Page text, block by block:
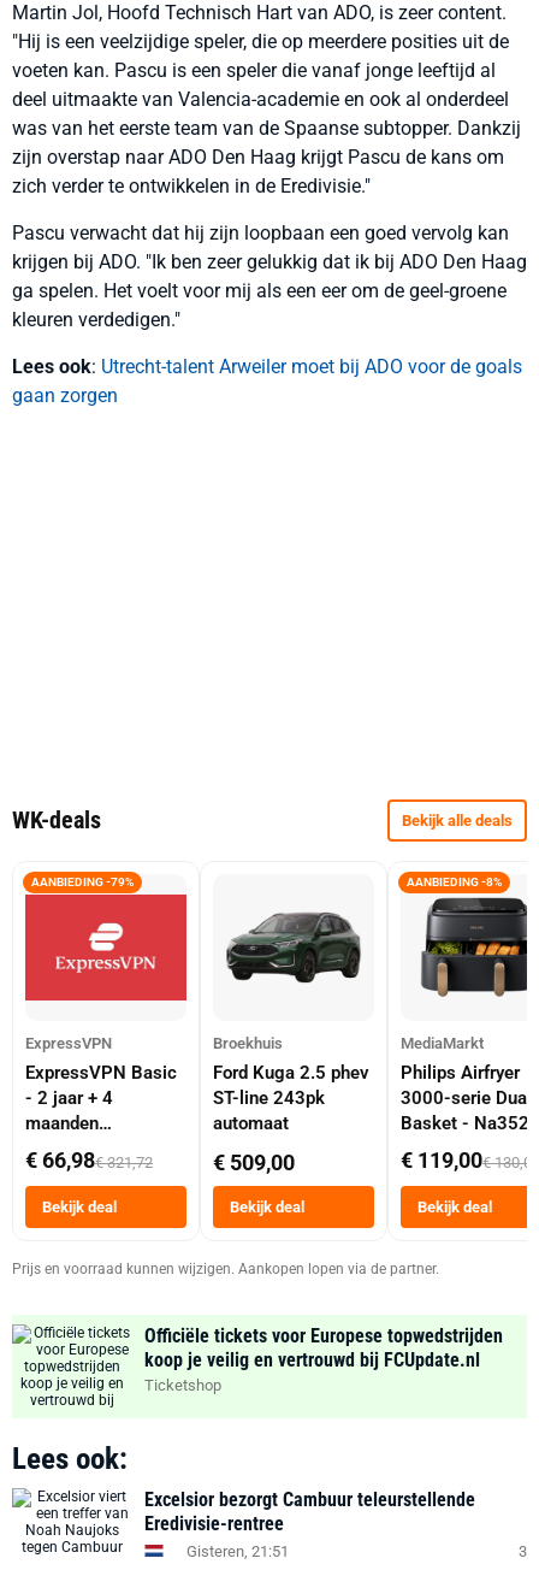
Martin Jol, Hoofd Technisch Hart van ADO, is zeer content.
"Hij is een veelzijdige speler, die op meerdere posities uit de
voeten kan. Pascu is een speler die vanaf jonge leeftijd al
deel uitmaakte van Valencia-academie en ook al onderdeel
was van het eerste team van de Spaanse subtopper. Dankzij
zijn overstap naar ADO Den Haag krijgt Pascu de kans om
zich verder te ontwikkelen in de Eredivisie."
Pascu verwacht dat hij zijn loopbaan een goed vervolg kan
krijgen bij ADO. "Ik ben zeer gelukkig dat ik bij ADO Den Haag
ga spelen. Het voelt voor mij als een eer om de geel-groene
kleuren verdedigen."
Lees ook: Utrecht-talent Arweiler moet bij ADO voor de goals
gaan zorgen
WK-deals Bekijk alle deals
AANBIEDING -79%
ExpressVPN
ExpressVPN Basic
- 2 jaar + 4
maanden
abonnement
€ 66,98€ 321,72
Bekijk deal
Broekhuis
Ford Kuga 2.5 phev
ST-line 243pk
automaat
€ 509,00
Bekijk deal
AANBIEDING -8%
MediaMarkt
Philips Airfryer
3000-serie Dual
Basket -
Dubbele Mand 9
Tot 6 Personen
Heteluchtfriteuse
Zwart
€ 119,00€ 130,00
Bekijk deal
Prijs en voorraad kunnen wijzigen. Aankopen lopen via de partner.
Officiële tickets voor Europese topwedstrijden
koop je veilig en vertrouwd bij FCUpdate.nl
Ticketshop
Lees ook:
Excelsior bezorgt Cambuur teleurstellende
Eredivisie-rentree
Gisteren, 21:51 3